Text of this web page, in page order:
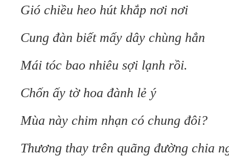
Gió chiều heo hút khắp nơi nơi
Cung đàn biết mấy dây chùng hẳn
Mái tóc bao nhiêu sợi lạnh rồi.
Chốn ấy tờ hoa đành lẻ ý
Mùa này chim nhạn có chung đôi?
Thương thay trên quãng đường chia